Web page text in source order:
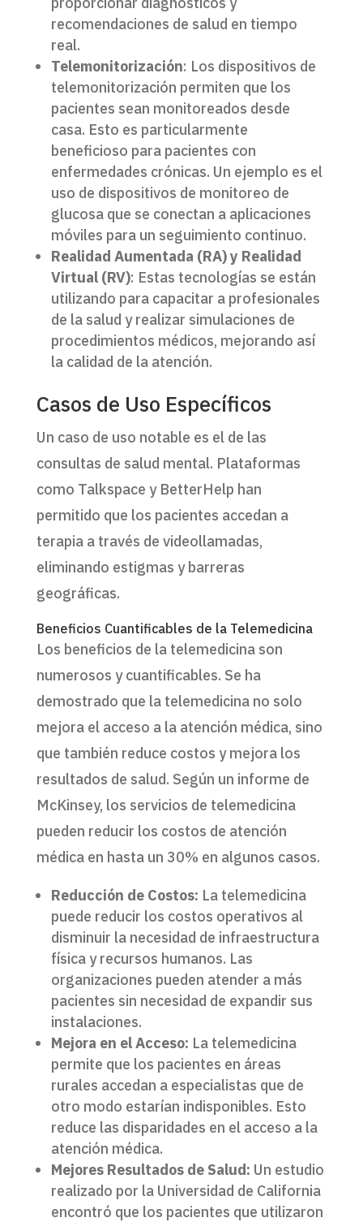
recomendaciones de salud en tiempo
real.
Telemonitorización: Los dispositivos de
telemonitorización permiten que los
pacientes sean monitoreados desde
casa. Esto es particularmente
beneficioso para pacientes con
enfermedades crónicas. Un ejemplo es el
uso de dispositivos de monitoreo de
glucosa que se conectan a aplicaciones
móviles para un seguimiento continuo.
Realidad Aumentada (RA) y Realidad
Virtual (RV): Estas tecnologías se están
utilizando para capacitar a profesionales
de la salud y realizar simulaciones de
procedimientos médicos, mejorando así
la calidad de la atención.
Casos de Uso Específicos
Un caso de uso notable es el de las
consultas de salud mental. Plataformas
como Talkspace y BetterHelp han
permitido que los pacientes accedan a
terapia a través de videollamadas,
eliminando estigmas y barreras
geográficas.
Beneficios Cuantificables de la Telemedicina
Los beneficios de la telemedicina son
numerosos y cuantificables. Se ha
demostrado que la telemedicina no solo
mejora el acceso a la atención médica, sino
que también reduce costos y mejora los
resultados de salud. Según un informe de
McKinsey, los servicios de telemedicina
pueden reducir los costos de atención
médica en hasta un 30% en algunos casos.
Reducción de Costos: La telemedicina
puede reducir los costos operativos al
disminuir la necesidad de infraestructura
física y recursos humanos. Las
organizaciones pueden atender a más
pacientes sin necesidad de expandir sus
instalaciones.
Mejora en el Acceso: La telemedicina
permite que los pacientes en áreas
rurales accedan a especialistas que de
otro modo estarían indisponibles. Esto
reduce las disparidades en el acceso a la
atención médica.
Mejores Resultados de Salud: Un estudio
realizado por la Universidad de California
encontró que los pacientes que utilizaron